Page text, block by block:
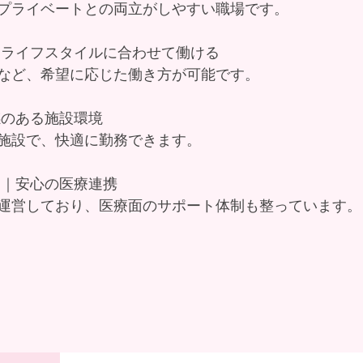
ライベートとの両立がしやすい職場です。
イフスタイルに合わせて働ける
ど、希望に応じた働き方が可能です。
ある施設環境
設で、快適に勤務できます。
安心の医療連携
営しており、医療面のサポート体制も整っています。